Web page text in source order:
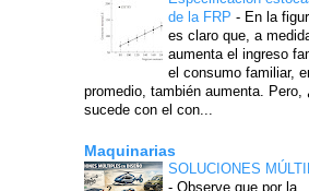
de la FRP - En la
es claro que, a
aumenta el ingreso
el consumo familiar,
promedio, también aumenta. Pero,
sucede con el con...
Maquinarias
SOLUCIONES
- Observe que por la